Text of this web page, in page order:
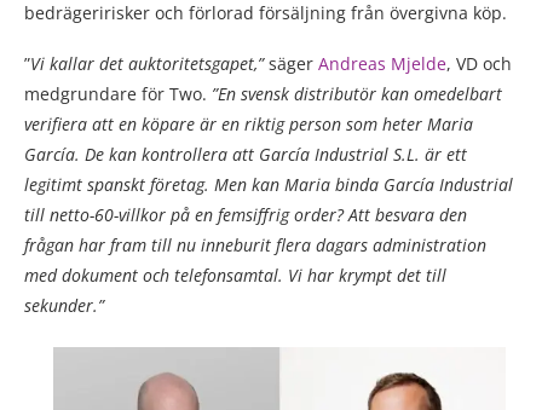
bedrägeririsker och förlorad försäljning från övergivna köp.
”Vi kallar det auktoritetsgapet,”säger Andreas Mjelde, VD och
medgrundare för Two. ”En svensk distributör kan omedelbart
verifiera att en köpare är en riktig person som heter Maria
García. De kan kontrollera att García Industrial S.L. är ett
legitimt spanskt företag. Men kan Maria binda García Industrial
till netto-60-villkor på en femsiffrig order? Att besvara den
frågan har fram till nu inneburit flera dagars administration
med dokument och telefonsamtal. Vi har krympt det till
sekunder.”